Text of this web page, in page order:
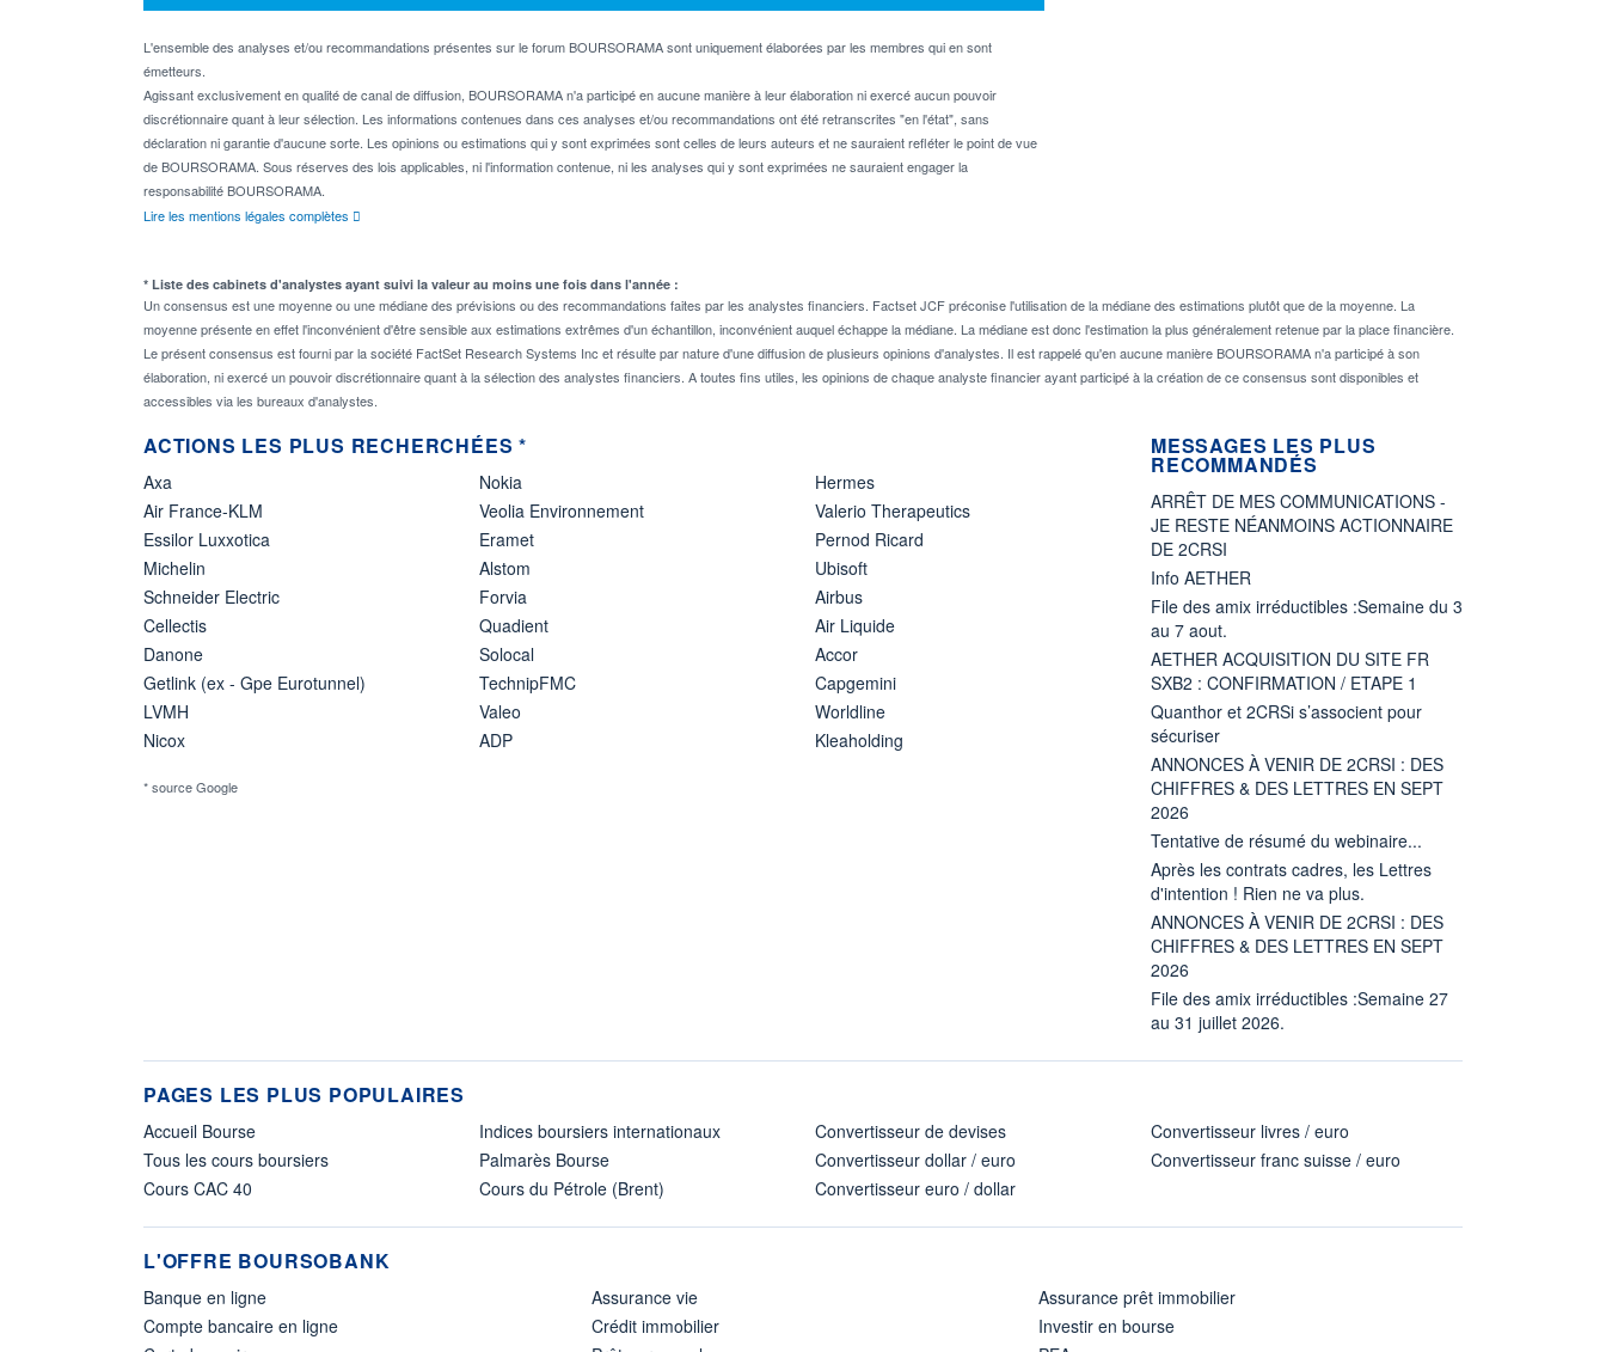
L'ensemble des analyses et/ou recommandations présentes sur le forum BOURSORAMA sont uniquement élaborées par les membres qui en sont
émetteurs.
Agissant exclusivement en qualité de canal de diffusion, BOURSORAMA n'a participé en aucune manière à leur élaboration ni exercé aucun pouvoir
discrétionnaire quant à leur sélection. Les informations contenues dans ces analyses et/ou recommandations ont été retranscrites "en l'état", sans
déclaration ni garantie d'aucune sorte. Les opinions ou estimations qui y sont exprimées sont celles de leurs auteurs et ne sauraient refléter le point de vue
de BOURSORAMA. Sous réserves des lois applicables, ni l'information contenue, ni les analyses qui y sont exprimées ne sauraient engager la
responsabilité BOURSORAMA.
Lire les mentions légales complètes
* Liste des cabinets d'analystes ayant suivi la valeur au moins une fois dans l'année :
Un consensus est une moyenne ou une médiane des prévisions ou des recommandations faites par les analystes financiers. Factset JCF préconise l'utilisation de la médiane des estimations plutôt que de la moyenne. La
moyenne présente en effet l'inconvénient d'être sensible aux estimations extrêmes d'un échantillon, inconvénient auquel échappe la médiane. La médiane est donc l'estimation la plus généralement retenue par la place financière.
Le présent consensus est fourni par la société FactSet Research Systems Inc et résulte par nature d'une diffusion de plusieurs opinions d'analystes. Il est rappelé qu'en aucune manière BOURSORAMA n'a participé à son
élaboration, ni exercé un pouvoir discrétionnaire quant à la sélection des analystes financiers. A toutes fins utiles, les opinions de chaque analyste financier ayant participé à la création de ce consensus sont disponibles et
accessibles via les bureaux d'analystes.
ACTIONS LES PLUS RECHERCHÉES *
Axa
Air France-KLM
Essilor Luxxotica
Michelin
Schneider Electric
Cellectis
Danone
Getlink (ex - Gpe Eurotunnel)
LVMH
Nicox
Nokia
Veolia Environnement
Eramet
Alstom
Forvia
Quadient
Solocal
TechnipFMC
Valeo
ADP
Hermes
Valerio Therapeutics
Pernod Ricard
Ubisoft
Airbus
Air Liquide
Accor
Capgemini
Worldline
Kleaholding
* source Google
MESSAGES LES PLUS
RECOMMANDÉS
ARRÊT DE MES COMMUNICATIONS -
JE RESTE NÉANMOINS ACTIONNAIRE
DE 2CRSI
Info AETHER
File des amix irréductibles :Semaine du 3
au 7 aout.
AETHER ACQUISITION DU SITE FR
SXB2 : CONFIRMATION / ETAPE 1
Quanthor et 2CRSi s’associent pour
sécuriser
ANNONCES À VENIR DE 2CRSI : DES
CHIFFRES & DES LETTRES EN SEPT
2026
Tentative de résumé du webinaire...
Après les contrats cadres, les Lettres
d'intention ! Rien ne va plus.
ANNONCES À VENIR DE 2CRSI : DES
CHIFFRES & DES LETTRES EN SEPT
2026
File des amix irréductibles :Semaine 27
au 31 juillet 2026.
PAGES LES PLUS POPULAIRES
Accueil Bourse
Tous les cours boursiers
Cours CAC 40
Indices boursiers internationaux
Palmarès Bourse
Cours du Pétrole (Brent)
Convertisseur de devises
Convertisseur dollar / euro
Convertisseur euro / dollar
Convertisseur livres / euro
Convertisseur franc suisse / euro
L'OFFRE BOURSOBANK
Banque en ligne
Compte bancaire en ligne
Assurance vie
Crédit immobilier
Assurance prêt immobilier
Investir en bourse